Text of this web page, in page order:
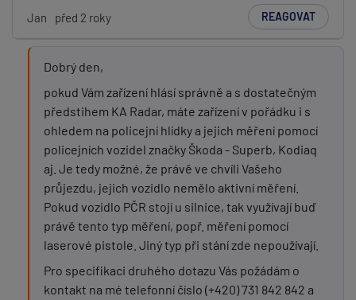
Jan před 2 roky REAGOVAT
Dobrý den,
pokud Vám zařízení hlásí správně a s dostatečným
předstihem KA Radar, máte zařízení v pořádku i s
ohledem na policejní hlídky a jejich měření pomocí
policejních vozidel značky Škoda - Superb, Kodiaq
aj. Je tedy možné, že právě ve chvíli Vašeho
průjezdu, jejich vozidlo nemělo aktivní měření.
Pokud vozidlo PČR stojí u silnice, tak využívají buď
právě tento typ měření, popř. měření pomocí
laserové pistole. Jiný typ při stání zde nepoužívají.
Pro specifikaci druhého dotazu Vás požádám o
kontakt na mé telefonní číslo (+420) 731 842 842 a